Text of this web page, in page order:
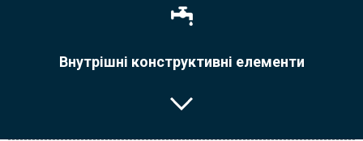
Внутрішні конструктивні елементи